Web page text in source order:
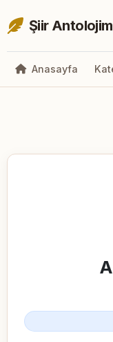
Şiir Antolojim
Anasayfa